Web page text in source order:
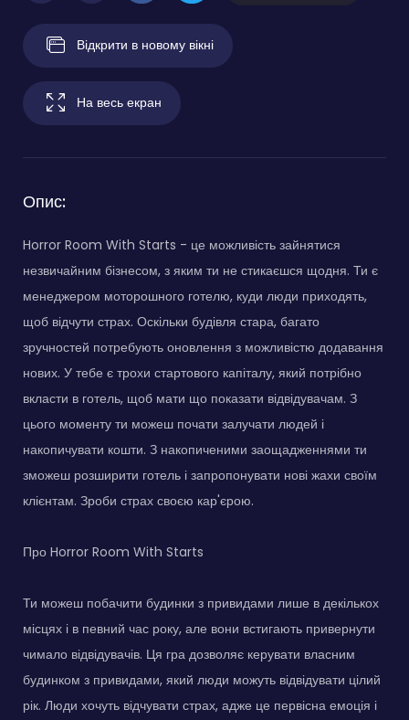
Відкрити в новому вікні
На весь екран
Опис:
Horror Room With Starts - це можливість зайнятися
незвичайним бізнесом, з яким ти не стикаєшся щодня. Ти є
менеджером моторошного готелю, куди люди приходять,
щоб відчути страх. Оскільки будівля стара, багато
зручностей потребують оновлення з можливістю додавання
нових. У тебе є трохи стартового капіталу, який потрібно
вкласти в готель, щоб мати що показати відвідувачам. З
цього моменту ти можеш почати залучати людей і
накопичувати кошти. З накопиченими заощадженнями ти
зможеш розширити готель і запропонувати нові жахи своїм
клієнтам. Зроби страх своєю кар'єрою.
Про Horror Room With Starts
Ти можеш побачити будинки з привидами лише в декількох
місцях і в певний час року, але вони встигають привернути
чимало відвідувачів. Ця гра дозволяє керувати власним
будинком з привидами, який люди можуть відвідувати цілий
рік. Люди хочуть відчувати страх, адже це первісна емоція і